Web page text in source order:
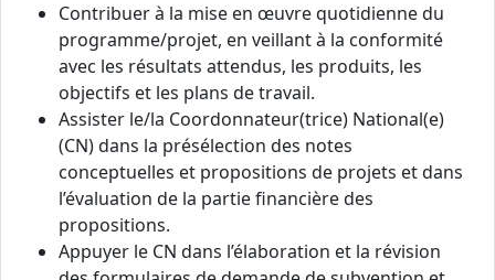
Contribuer à la mise en œuvre quotidienne du
programme/projet, en veillant à la conformité
avec les résultats attendus, les produits, les
objectifs et les plans de travail.
Assister le/la Coordonnateur(trice) National(e)
(CN) dans la présélection des notes
conceptuelles et propositions de projets et dans
l’évaluation de la partie financière des
propositions.
Appuyer le CN dans l’élaboration et la révision